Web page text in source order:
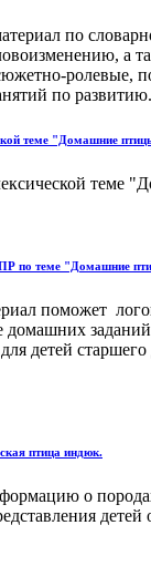
по
а
ролевые,
по
теме "Домашние
теме
по теме "Домашние
поможет
домашних
детей
птица индюк.
о